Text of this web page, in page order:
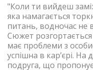
"Коли ти вийдеш
яка намагається
питань, водночас не
Сюжет розгортається
має проблеми з
успішна в карʼєрі.
подруга, що пропонує